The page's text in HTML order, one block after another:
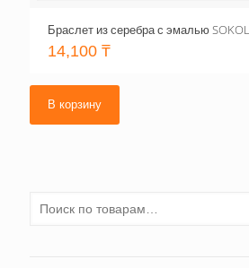
Браслет из серебра с эмалью
14,100 ₸
В корзину